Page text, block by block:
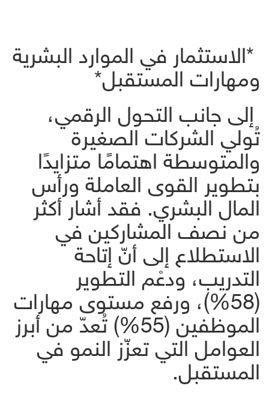
*الاستثمار في الموارد البشرية
ومهارات المستقبل*
إلى جانب التحول الرقمي،
تُولي الشركات الصغيرة
والمتوسطة اهتمامًا متزايدًا
بتطوير القوى العاملة ورأس
المال البشري. فقد أشار أكثر
من نصف المشاركين في
الاستطلاع إلى أنّ إتاحة
التدريب، ودعْم التطوير
(58%)، ورفع مستوى مهارات
الموظفين (55%) تُعدّ من أبرز
العوامل التي تعزّز النمو في
المستقبل.